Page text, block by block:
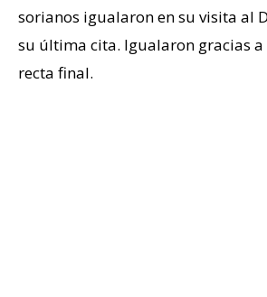
sorianos igualaron en su visita al
su última cita. Igualaron gracias a
recta final.